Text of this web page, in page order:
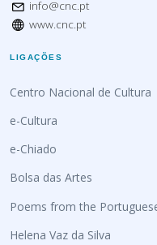
info@cnc.pt
www.cnc.pt
LIGAÇÕES
Centro Nacional de Cultura
e-Cultura
e-Chiado
Bolsa das Artes
Poems from the
Helena Vaz da Silva